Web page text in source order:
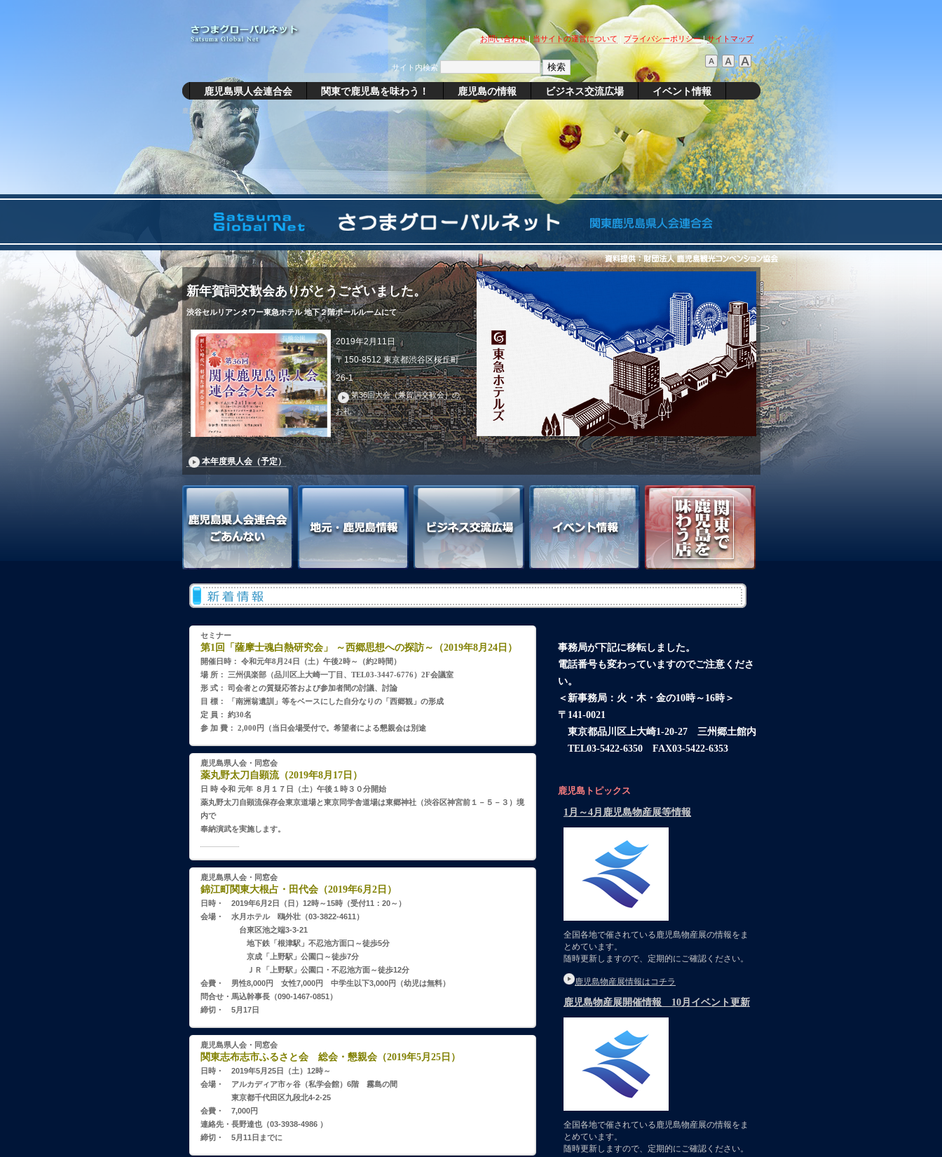
お問い合わせ | 当サイトの運営について | プライバシーポリシー | サイトマップ
サイト内検索
鹿児島県人会連合会 関東で鹿児島を味わう！ 鹿児島の情報 ビジネス交流広場 イベント情報
鹿児島県人会連合会HOME
新年賀詞交歓会ありがとうございました。
渋谷セルリアンタワー東急ホテル 地下２階ボールルームにて
2019年2月11日
〒150-8512 東京都渋谷区桜丘町
26-1
第36回大会（兼賀詞交歓会）の
お礼
本年度県人会（予定）
セミナー
第1回「薩摩士魂白熱研究会」 ～西郷思想への探訪～（2019年8月24日）
開催日時： 令和元年8月24日（土）午後2時～（約2時間）
場 所： 三州倶楽部（品川区上大崎一丁目、TEL03-3447-6776）2F会議室
形 式： 司会者との質疑応答および参加者間の討議、討論
目 標： 「南洲翁遺訓」等をベースにした自分なりの「西郷観」の形成
定 員： 約30名
参 加 費： 2,000円（当日会場受付で。希望者による懇親会は別途
鹿児島県人会・同窓会
薬丸野太刀自顕流（2019年8月17日）
日 時 令和 元年 ８月１７日（土）午後１時３０分開始
薬丸野太刀自顕流保存会東京道場と東京同学舎道場は東郷神社（渋谷区神宮前１－５－３）境
内で
奉納演武を実施します。
鹿児島県人会・同窓会
錦江町関東大根占・田代会（2019年6月2日）
日時・ 2019年6月2日（日）12時～15時（受付11：20～）
会場・ 水月ホテル 鴎外壮（03-3822-4611）
台東区池之端3-3-21
地下鉄「根津駅」不忍池方面口～徒歩5分
京成「上野駅」公園口～徒歩7分
ＪＲ「上野駅」公園口・不忍池方面～徒歩12分
会費・ 男性8,000円 女性7,000円 中学生以下3,000円（幼児は無料）
問合せ・馬込幹事長（090-1467-0851）
締切・ 5月17日
鹿児島県人会・同窓会
関東志布志市ふるさと会 総会・懇親会（2019年5月25日）
日時・ 2019年5月25日（土）12時～
会場・ アルカディア市ヶ谷（私学会館）6階 霧島の間
東京都千代田区九段北4-2-25
会費・ 7,000円
連絡先・長野達也（03-3938-4986 ）
締切・ 5月11日までに
事務局が下記に移転しました。
電話番号も変わっていますのでご注意くださ
い。
＜新事務局：火・木・金の10時～16時＞
〒141-0021
東京都品川区上大崎1-20-27 三州郷土館内
TEL03-5422-6350 FAX03-5422-6353
鹿児島トピックス